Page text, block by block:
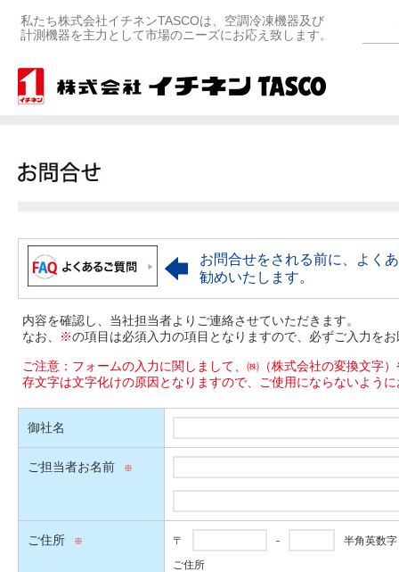
私たち株式会社イチネンTASCOは、空調冷凍機器及び
計測機器を主力として市場のニーズにお応え致します。
お問合せをされる前に、よく
勧めいたします。
内容を確認し、当社担当者よりご連絡させていただきます。
なお、
※の項目は必須入力の項目となりますので、必ずご入力を
ご注意：フォームの入力に関しまして、㈱（株式会社の変換文字
存文字は文字化けの原因となりますので、ご使用にならないよう
御社名
ご担当者お名前
ご住所 〒 -
半角英数字
ご住所